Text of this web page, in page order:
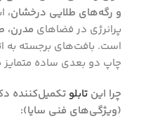
و رگه‌های طلایی درخشان،
پرانرژی در فضاهای
است. بافت‌های برجسته به
چاپ دو بعدی ساده متمایز
چرا این تابلو تکمیل‌کننده
(ویژگی‌های فنی سایا):